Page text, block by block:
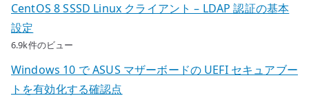
CentOS 8 SSSD Linux クライアント – LDAP 認証の基本
設定
6.9k件のビュー
Windows 10 で ASUS マザーボードの UEFI セキュアブー
トを有効化する確認点